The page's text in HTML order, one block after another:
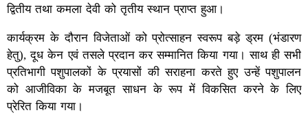
द्वितीय तथा कमला देवी को तृतीय स्थान प्राप्त हुआ।
कार्यक्रम के दौरान विजेताओं को प्रोत्साहन स्वरूप बड़े ड्रम (भंडारण
हेतु), दूध केन एवं तसले प्रदान कर सम्मानित किया गया। साथ ही सभी
प्रतिभागी पशुपालकों के प्रयासों की सराहना करते हुए उन्हें पशुपालन
को आजीविका के मजबूत साधन के रूप में विकसित करने के लिए
प्रेरित किया गया।